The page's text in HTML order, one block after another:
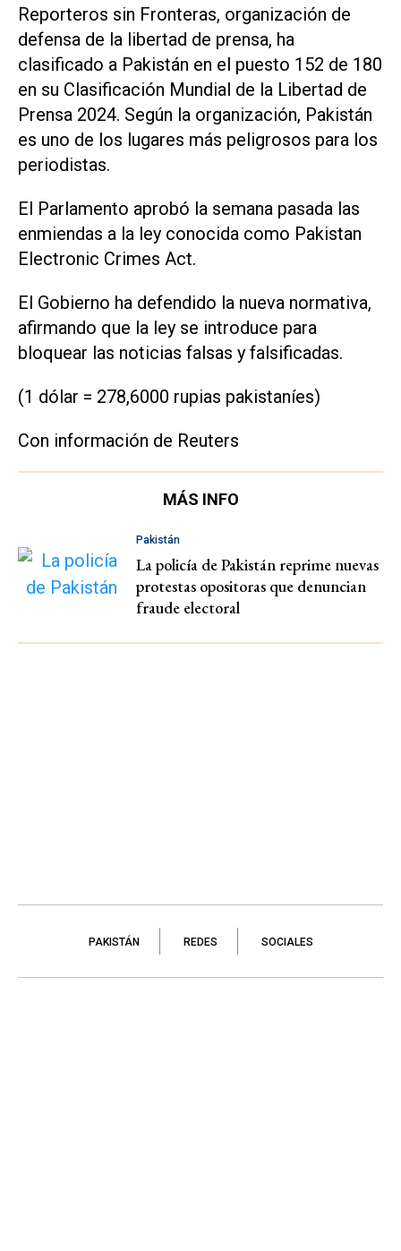
Reporteros sin Fronteras, organización de
defensa de la libertad de prensa, ha
clasificado a Pakistán en el puesto 152 de 180
en su Clasificación Mundial de la Libertad de
Prensa 2024. Según la organización, Pakistán
es uno de los lugares más peligrosos para los
periodistas.
El Parlamento aprobó la semana pasada las
enmiendas a la ley conocida como Pakistan
Electronic Crimes Act.
El Gobierno ha defendido la nueva normativa,
afirmando que la ley se introduce para
bloquear las noticias falsas y falsificadas.
(1 dólar = 278,6000 rupias pakistaníes)
Con información de Reuters
MÁS INFO
Pakistán
La policía de Pakistán reprime nuevas
protestas opositoras que denuncian
fraude electoral
PAKISTÁN REDES SOCIALES